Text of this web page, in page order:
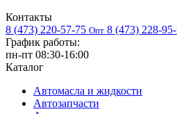
Контакты
8 (473) 220-57-75 Опт 8 (473) 228-
График работы:
пн-пт 08:30-16:00
Каталог
Автомасла и жидкости
Автозапчасти